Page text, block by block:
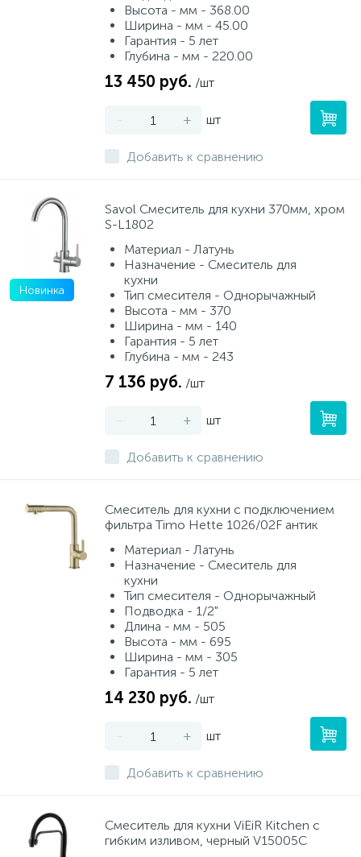
Высота - мм - 368.00
Ширина - мм - 45.00
Гарантия - 5 лет
Глубина - мм - 220.00
13 450 руб. /шт
- + шт
Добавить к сравнению
Новинка
Savol Смеситель для кухни 370мм, хром
S-L1802
Материал - Латунь
Назначение - Смеситель для
кухни
Тип смесителя - Однорычажный
Высота - мм - 370
Ширина - мм - 140
Гарантия - 5 лет
Глубина - мм - 243
7 136 руб. /шт
- + шт
Добавить к сравнению
Смеситель для кухни с подключением
фильтра Timo Hette 1026/02F антик
Материал - Латунь
Назначение - Смеситель для
кухни
Тип смесителя - Однорычажный
Подводка - 1/2"
Длина - мм - 505
Высота - мм - 695
Ширина - мм - 305
Гарантия - 5 лет
14 230 руб. /шт
- + шт
Добавить к сравнению
Смеситель для кухни ViEiR Kitchen с
гибким изливом, черный V15005C